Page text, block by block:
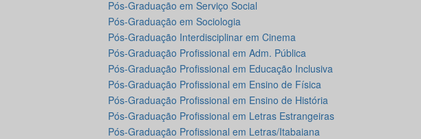
Pós-Graduação em Serviço Social
Pós-Graduação em Sociologia
Pós-Graduação Interdisciplinar em Cinema
Pós-Graduação Profissional em Adm. Pública
Pós-Graduação Profissional em Educação Inclusiva
Pós-Graduação Profissional em Ensino de Física
Pós-Graduação Profissional em Ensino de História
Pós-Graduação Profissional em Letras Estrangeiras
Pós-Graduação Profissional em Letras/Itabaiana